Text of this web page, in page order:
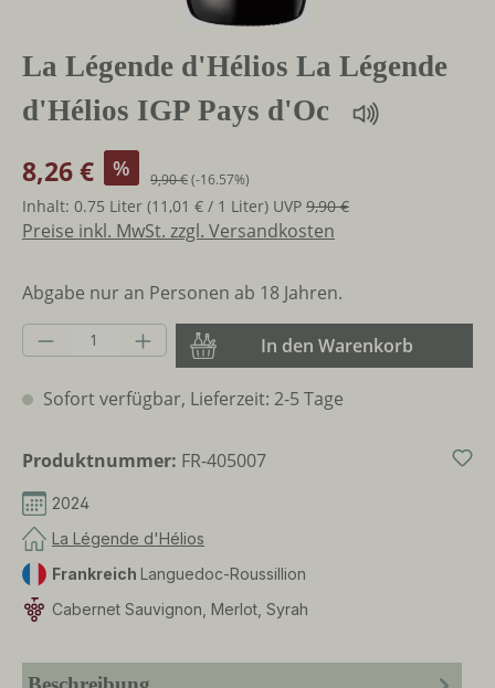
La Légende d'Hélios La Légende
d'Hélios IGP Pays d'Oc
8,26 € % 9,90 €(-16.57%)
Inhalt: 0.75 Liter (11,01 € / 1 Liter) UVP 9,90 €
Preise inkl. MwSt. zzgl. Versandkosten
Abgabe nur an Personen ab 18 Jahren.
Produkt Anzahl: Gib den gewünschten
In den Warenkorb
Sofort verfügbar, Lieferzeit: 2-5 Tage
Produktnummer: FR-405007
2024
La Légende d'Hélios
Frankreich Languedoc-Roussillion
Cabernet Sauvignon, Merlot, Syrah